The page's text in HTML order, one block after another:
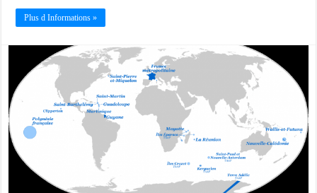
Plus d Informations »